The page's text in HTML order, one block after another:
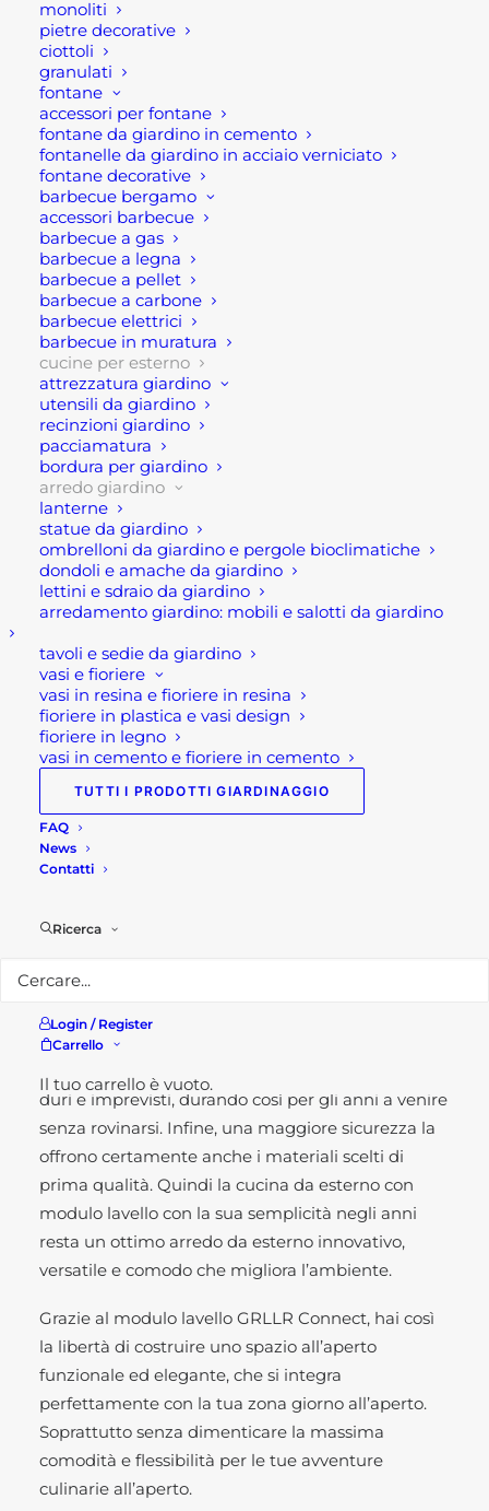
monoliti
pietre decorative
ciottoli
granulati
fontane
accessori per fontane
fontane da giardino in cemento
fontanelle da giardino in acciaio verniciato
fontane decorative
barbecue bergamo
accessori barbecue
barbecue a gas
barbecue a legna
barbecue a pellet
barbecue a carbone
barbecue elettrici
barbecue in muratura
cucine per esterno
attrezzatura giardino
utensili da giardino
recinzioni giardino
pacciamatura
bordura per giardino
arredo giardino
lanterne
statue da giardino
ombrelloni da giardino e pergole bioclimatiche
dondoli e amache da giardino
lettini e sdraio da giardino
arredamento giardino: mobili e salotti da giardino
tavoli e sedie da giardino
vasi e fioriere
vasi in resina e fioriere in resina
fioriere in plastica e vasi design
fioriere in legno
vasi in cemento e fioriere in cemento
TUTTI I PRODOTTI GIARDINAGGIO
FAQ
News
Contatti
Ricerca
Login / Register
Carrello
Il tuo carrello è vuoto.
Descrizione
Lavello per cucina per esterno
GRLLR CONNECT
Il lavello per cucina da esterno della serie GRLLR
CONNECT, è realizzata meticolosamente con
materiali di prima qualità. Infatti, é composta da
un resistente lavello e un piano della cucina in
acciaio inossidabile 304. Dunque questa unità
garantisce qualità e longevità eccezionali per gli
chef casalinghi più esigenti.
In aggiunta, sotto il lavello si trovano dei grandi
cassetti spaziosi con chiusura ammortizzata, da
riempire con qualsiasi cosa si voglia avere a
portata di mano. Inoltre, la resistente cucina
presenta anche rotelle con piedini regolabili per
resistere ai carichi più pesanti e per facilitarne lo
spostamento. Dunque, con queste caratteristiche
comodità e stabilità sono garantite, rendendo
soprattutto facile e veloce la pulizia, e senza sforzo
la preparazione del cibo.
Inoltre, la cucina da esterno con lavello e piano
cucina GRLLR CONNECT è completo anche di
drenaggio incluso. Infatti, il modulo lavello offre
in modo efficiente, con cui potersi sbizzarrire
all’aperto. In aggiunta, con il copriruota incluso per
una maggiore protezione, la tua cucina da esterno
duri e imprevisti, durando così per gli anni a venire
senza rovinarsi. Infine, una maggiore sicurezza la
offrono certamente anche i materiali scelti di
prima qualità. Quindi la cucina da esterno con
modulo lavello con la sua semplicità negli anni
resta un ottimo arredo da esterno innovativo,
versatile e comodo che migliora l’ambiente.
Grazie al modulo lavello GRLLR Connect, hai così
la libertà di costruire uno spazio all’aperto
funzionale ed elegante, che si integra
perfettamente con la tua zona giorno all’aperto.
Soprattutto senza dimenticare la massima
comodità e flessibilità per le tue avventure
culinarie all’aperto.